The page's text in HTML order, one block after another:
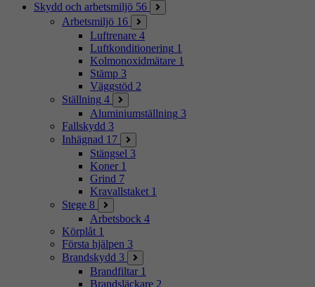
Skydd och arbetsmiljö 56
Arbetsmiljö 16
Luftrenare 4
Luftkonditionering 1
Kolmonoxidmätare 1
Stämp 3
Väggstöd 2
Ställning 4
Aluminiumställning 3
Fallskydd 3
Inhägnad 17
Stängsel 3
Koner 1
Grind 7
Kravallstaket 1
Stege 8
Arbetsbock 4
Körplåt 1
Första hjälpen 3
Brandskydd 3
Brandfiltar 1
Brandsläckare 2